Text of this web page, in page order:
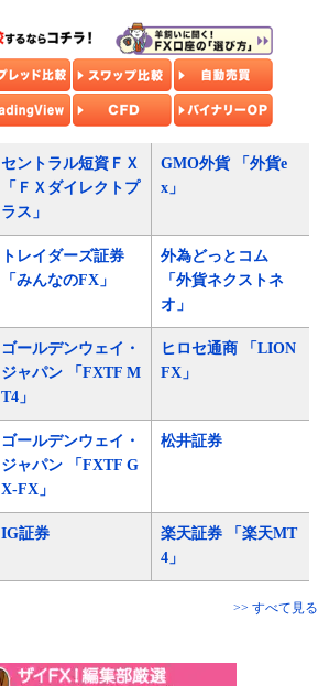
セントラル短資ＦＸ
「ＦＸダイレクトプ
ラス」
GMO外貨 「外貨e
x」
トレイダーズ証券
「みんなのFX」
外為どっとコム
「外貨ネクストネ
オ」
ゴールデンウェイ・
ジャパン 「FXTF M
T4」
ヒロセ通商 「LION
FX」
ゴールデンウェイ・
ジャパン 「FXTF G
X-FX」
松井証券
IG証券
楽天証券 「楽天MT
4」
>> すべて見る